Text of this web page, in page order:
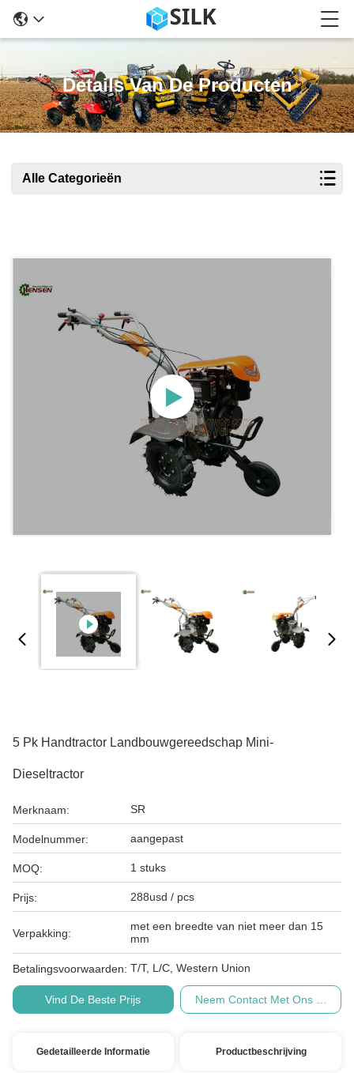
Details Van De Producten
Alle Categorieën
5 Pk Handtractor Landbouwgereedschap Mini-
Dieseltractor
Merknaam: SR
Modelnummer: aangepast
MOQ: 1 stuks
Prijs: 288usd / pcs
Verpakking:
met een breedte van niet meer dan 15
mm
Betalingsvoorwaarden: T/T, L/C, Western Union
Vind De Beste Prijs Neem Contact Met Ons Op
Gedetailleerde Informatie Productbeschrijving